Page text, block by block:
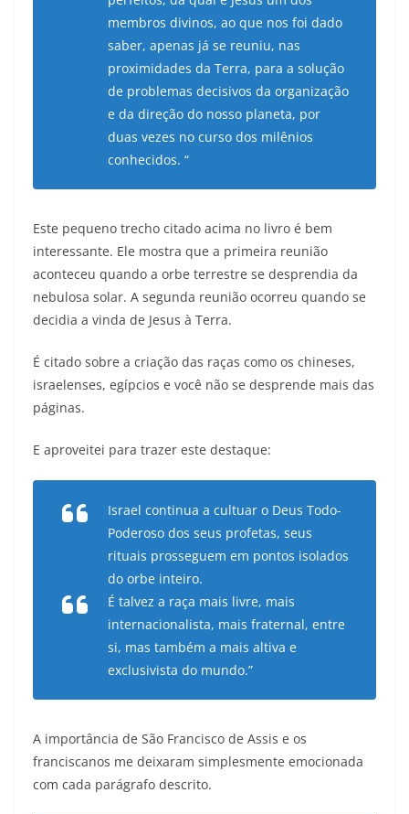
membros divinos, ao que nos foi dado
saber, apenas já se reuniu, nas
proximidades da Terra, para a solução
de problemas decisivos da organização
e da direção do nosso planeta, por
duas vezes no curso dos milênios
conhecidos. “
Este pequeno trecho citado acima no livro é bem
interessante. Ele mostra que a primeira reunião
aconteceu quando a orbe terrestre se desprendia da
nebulosa solar. A segunda reunião ocorreu quando se
decidia a vinda de Jesus à Terra.
É citado sobre a criação das raças como os chineses,
israelenses, egípcios e você não se desprende mais das
páginas.
E aproveitei para trazer este destaque:
Israel continua a cultuar o Deus Todo-
Poderoso dos seus profetas, seus
rituais prosseguem em pontos isolados
do orbe inteiro.
É talvez a raça mais livre, mais
internacionalista, mais fraternal, entre
si, mas também a mais altiva e
exclusivista do mundo.”
A importância de São Francisco de Assis e os
franciscanos me deixaram simplesmente emocionada
com cada parágrafo descrito.